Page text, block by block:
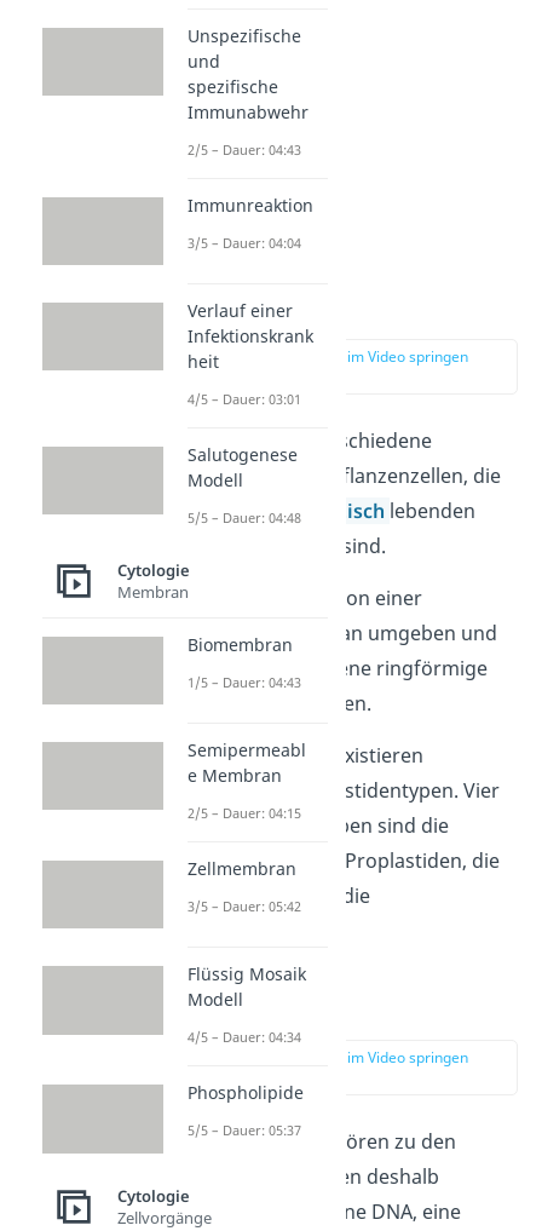
Plastiden
zur Stelle im Video springen
sind verschiedene
Zellorganellen in Pflanzenzellen, die
aus
endosymbiontisch lebenden
Zellen entstanden sind.
Sie sind meistens von einer
doppelten Membran umgeben und
enthalten eine eigene ringförmige
und Ribosomen.
In Pflanzenzellen existieren
verschiedenste Plastidentypen. Vier
wichtige dieser Typen sind die
Chloroplasten, die Proplastiden, die
Leukoplasten und die
Chloroplasten
zur Stelle im Video springen
Chloroplasten
gehören zu den
Plastiden und haben deshalb
ebenfalls eine eigene DNA, eine
Unspezifische
und
spezifische
Immunabwehr
2/5 – Dauer: 04:43
Immunreaktion
3/5 – Dauer: 04:04
Verlauf einer
Infektionskrank
heit
4/5 – Dauer: 03:01
Salutogenese
Modell
5/5 – Dauer: 04:48
Cytologie
Membran
Biomembran
1/5 – Dauer: 04:43
Semipermeabl
e Membran
2/5 – Dauer: 04:15
Zellmembran
3/5 – Dauer: 05:42
Flüssig Mosaik
Modell
4/5 – Dauer: 04:34
Phospholipide
5/5 – Dauer: 05:37
Cytologie
Zellvorgänge